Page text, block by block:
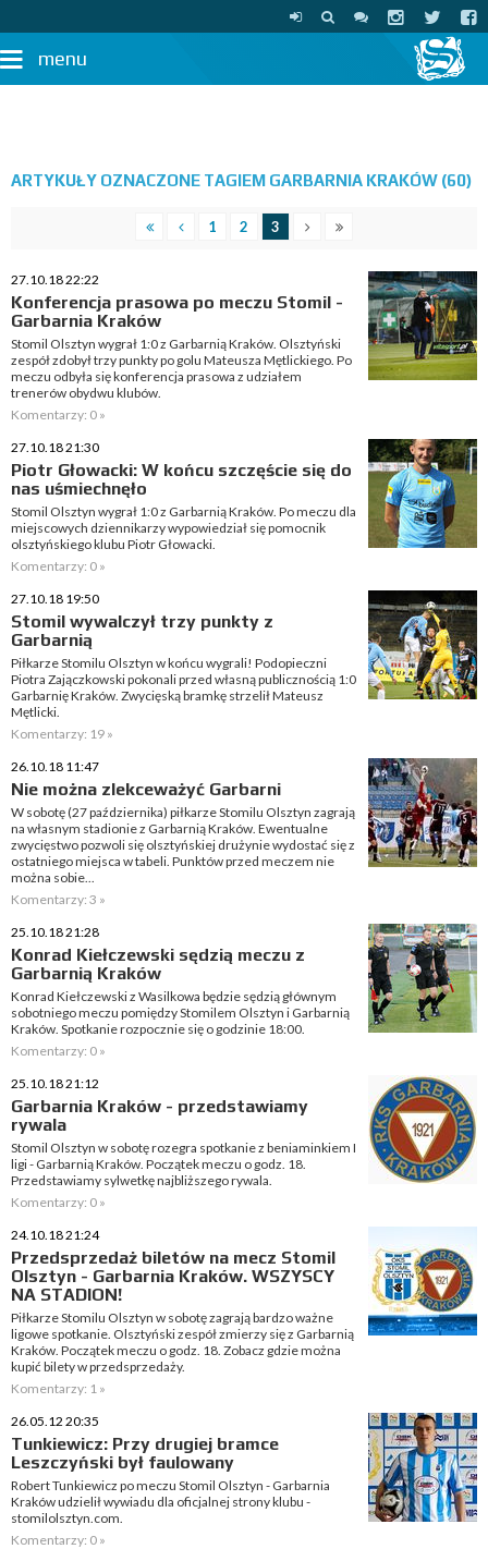
menu
ARTYKUŁY OZNACZONE TAGIEM GARBARNIA KRAKÓW (60)
1 2 3
27.10.18 22:22
Konferencja prasowa po meczu Stomil -
Garbarnia Kraków
Stomil Olsztyn wygrał 1:0 z Garbarnią Kraków. Olsztyński
zespół zdobył trzy punkty po golu Mateusza Mętlickiego. Po
meczu odbyła się konferencja prasowa z udziałem
trenerów obydwu klubów.
Komentarzy: 0 »
27.10.18 21:30
Piotr Głowacki: W końcu szczęście się do
nas uśmiechnęło
Stomil Olsztyn wygrał 1:0 z Garbarnią Kraków. Po meczu dla
miejscowych dziennikarzy wypowiedział się pomocnik
olsztyńskiego klubu Piotr Głowacki.
Komentarzy: 0 »
27.10.18 19:50
Stomil wywalczył trzy punkty z
Garbarnią
Piłkarze Stomilu Olsztyn w końcu wygrali! Podopieczni
Piotra Zajączkowski pokonali przed własną publicznością 1:0
Garbarnię Kraków. Zwycięską bramkę strzelił Mateusz
Mętlicki.
Komentarzy: 19 »
26.10.18 11:47
Nie można zlekceważyć Garbarni
W sobotę (27 października) piłkarze Stomilu Olsztyn zagrają
na własnym stadionie z Garbarnią Kraków. Ewentualne
zwycięstwo pozwoli się olsztyńskiej drużynie wydostać się z
ostatniego miejsca w tabeli. Punktów przed meczem nie
można sobie...
Komentarzy: 3 »
25.10.18 21:28
Konrad Kiełczewski sędzią meczu z
Garbarnią Kraków
Konrad Kiełczewski z Wasilkowa będzie sędzią głównym
sobotniego meczu pomiędzy Stomilem Olsztyn i Garbarnią
Kraków. Spotkanie rozpocznie się o godzinie 18:00.
Komentarzy: 0 »
25.10.18 21:12
Garbarnia Kraków - przedstawiamy
rywala
Stomil Olsztyn w sobotę rozegra spotkanie z beniaminkiem I
ligi - Garbarnią Kraków. Początek meczu o godz. 18.
Przedstawiamy sylwetkę najbliższego rywala.
Komentarzy: 0 »
24.10.18 21:24
Przedsprzedaż biletów na mecz Stomil
Olsztyn - Garbarnia Kraków. WSZYSCY
NA STADION!
Piłkarze Stomilu Olsztyn w sobotę zagrają bardzo ważne
ligowe spotkanie. Olsztyński zespół zmierzy się z Garbarnią
Kraków. Początek meczu o godz. 18. Zobacz gdzie można
kupić bilety w przedsprzedaży.
Komentarzy: 1 »
26.05.12 20:35
Tunkiewicz: Przy drugiej bramce
Leszczyński był faulowany
Robert Tunkiewicz po meczu Stomil Olsztyn - Garbarnia
Kraków udzielił wywiadu dla oficjalnej strony klubu -
stomilolsztyn.com.
Komentarzy: 0 »